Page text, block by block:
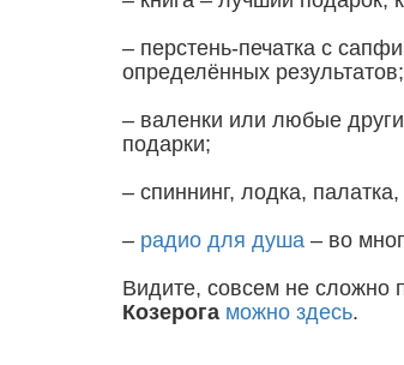
– перстень-печатка с
определённых результатов;
– валенки или любые
подарки;
– спиннинг, лодка,
– радио для душа – во
Видите, совсем не сложно
Козерога можно здесь.